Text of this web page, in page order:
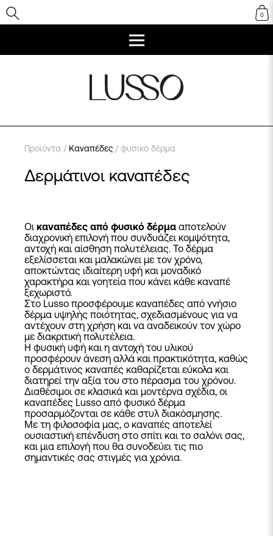
0
Προϊόντα / Καναπέδες / φυσικό δέρμα
Δερμάτινοι καναπέδες
Οι καναπέδες από φυσικό δέρμα αποτελούν
διαχρονική επιλογή που συνδυάζει κομψότητα,
αντοχή και αίσθηση πολυτέλειας. Το δέρμα
εξελίσσεται και μαλακώνει με τον χρόνο,
αποκτώντας ιδιαίτερη υφή και μοναδικό
χαρακτήρα και γοητεία που κάνει κάθε καναπέ
ξεχωριστό.
Στο Lusso προσφέρουμε καναπέδες από γνήσιο
δέρμα υψηλής ποιότητας, σχεδιασμένους για να
αντέχουν στη χρήση και να αναδεικούν τον χώρο
με διακριτική πολυτέλεια.
Η φυσική υφή και η αντοχή του υλικού
προσφέρουν άνεση αλλά και πρακτικότητα, καθώς
ο δερμάτινος καναπές καθαρίζεται εύκολα και
διατηρεί την αξία του στο πέρασμα του χρόνου.
Διαθέσιμοι σε κλασικά και μοντέρνα σχέδια, οι
καναπέδες Lusso από φυσικό δέρμα
προσαρμόζονται σε κάθε στυλ διακόσμησης.
Με τη φιλοσοφία μας, ο καναπές αποτελεί
ουσιαστική επένδυση στο σπίτι και το σαλόνι σας,
και μια επιλογή που θα συνοδεύει τις πιο
σημαντικές σας στιγμές για χρόνια.